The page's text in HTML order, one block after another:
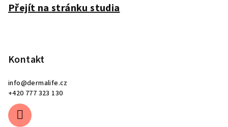
Přejít na stránku studia
Kontakt
info@dermalife.cz
+420 777 323 130